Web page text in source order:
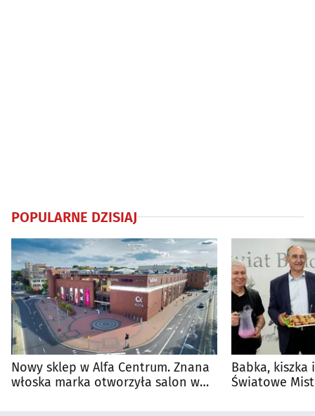
POPULARNE DZISIAJ
Nowy sklep w Alfa Centrum. Znana
włoska marka otworzyła salon w
Babka, kiszka
Światowe